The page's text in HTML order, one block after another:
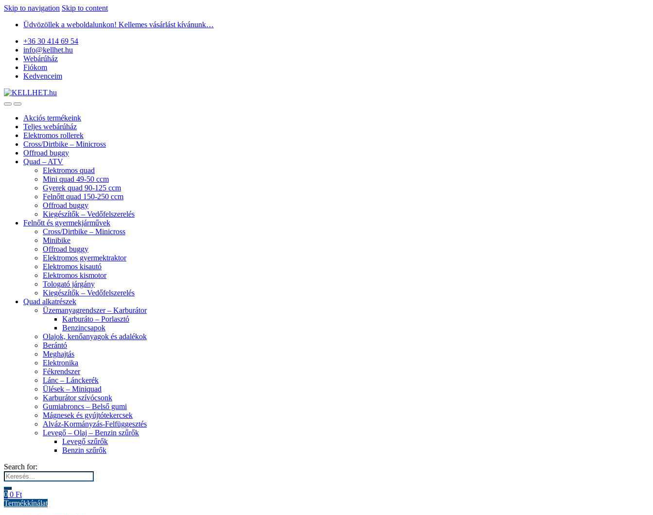
Skip to navigation Skip to content
Üdvözöllek a weboldalunkon! Kellemes vásárlást kívánunk…
+36 30 414 69 54
info@kellhet.hu
Webárúház
Fiókom
Kedvenceim
Akciós termékeink
Teljes webárúház
Elektromos rollerek
Cross/Dirtbike – Minicross
Offroad buggy
Quad – ATV
Elektromos quad
Mini quad 49-50 ccm
Gyerek quad 90-125 ccm
Felnőtt quad 150-250 ccm
Offroad buggy
Kiegészítők – Vedőfelszerelés
Felnőtt és gyermekjárművek
Cross/Dirtbike – Minicross
Minibike
Offroad buggy
Elektromos gyermektraktor
Elektromos kisautó
Elektromos kismotor
Tologató járgány
Kiegészítők – Vedőfelszerelés
Quad alkatrészek
Üzemanyagrendszer – Karburátor
Karburáto – Porlasztó
Benzincsapok
Olajok, kenőanyagok és adalékok
Berántó
Meghajtás
Elektronika
Fékrendszer
Lánc – Lánckerék
Ülések – Miniquad
Karburátor szívócsonk
Gumiabroncs – Belső gumi
Mágnesek és gyújtótekercsek
Alváz-Kormányzás-Felfüggesztés
Levegő – Olaj – Benzin szűrők
Levegő szűrők
Benzin szűrők
Search for:
0 0 Ft
Termékkínálat